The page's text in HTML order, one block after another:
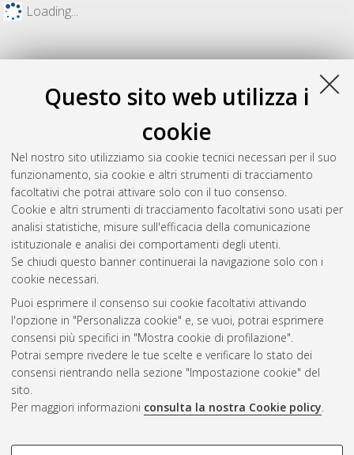
Questo sito web utilizza i
cookie
Nel nostro sito utilizziamo sia cookie tecnici necessari per il suo
funzionamento, sia cookie e altri strumenti di tracciamento
facoltativi che potrai attivare solo con il tuo consenso.
Cookie e altri strumenti di tracciamento facoltativi sono usati per
analisi statistiche, misure sull'efficacia della comunicazione
istituzionale e analisi dei comportamenti degli utenti.
Se chiudi questo banner continuerai la navigazione solo con i
cookie necessari.
Puoi esprimere il consenso sui cookie facoltativi attivando
l'opzione in "Personalizza cookie" e, se vuoi, potrai esprimere
consensi più specifici in "Mostra cookie di profilazione".
Potrai sempre rivedere le tue scelte e verificare lo stato dei
consensi rientrando nella sezione "Impostazione cookie" del
sito.
Per maggiori informazioni consulta la nostra Cookie policy.
COOKIE DI PROFILAZIONE -
Loading...
Gestione del documento:
Atom
Rss 1.0
Rss 2.0
ISSN: 2038-7946
Impostazioni Cookie